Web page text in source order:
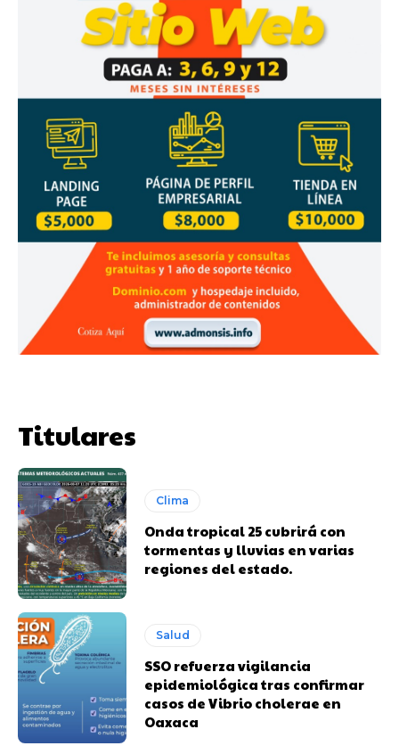
Titulares
Clima
Onda tropical 25 cubrirá con
tormentas y lluvias en varias
regiones del estado.
Salud
SSO refuerza vigilancia
epidemiológica tras confirmar
casos de Vibrio cholerae en
Oaxaca